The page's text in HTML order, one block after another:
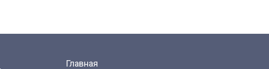
Главная